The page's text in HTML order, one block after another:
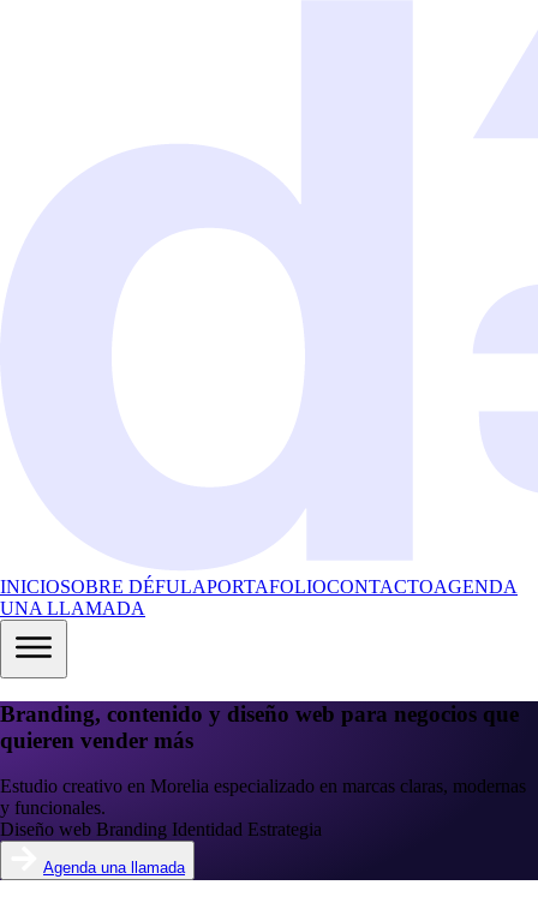
INICIOSOBRE DÉFULAPORTAFOLIOCONTACTOAGENDA
UNA LLAMADA
Branding, contenido y diseño web para negocios que
quieren vender más
Estudio creativo en Morelia especializado en marcas claras, modernas
y funcionales.
Diseño web Branding Identidad Estrategia
Agenda una llamada